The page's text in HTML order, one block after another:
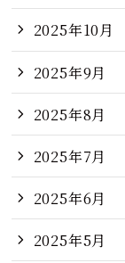
2025年10月
2025年9月
2025年8月
2025年7月
2025年6月
2025年5月